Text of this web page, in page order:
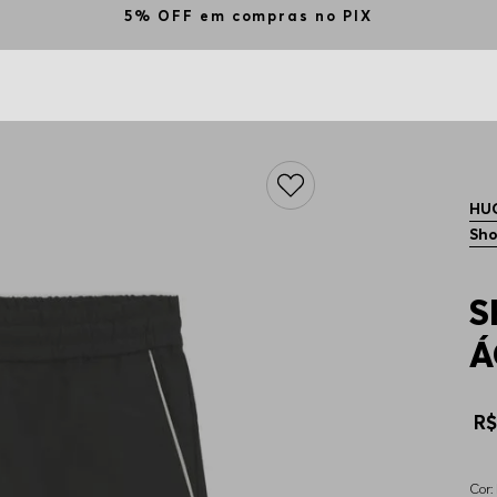
5% OFF em compras no PIX
R$
Cor: